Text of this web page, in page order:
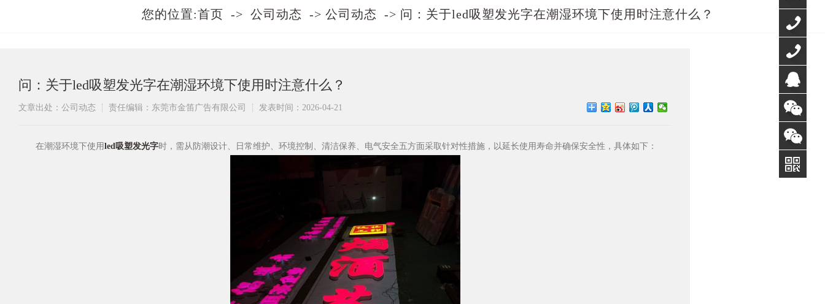
您的位置:首页 -> 公司动态 -> 公司动态 -> 问：关于led吸塑发光字在潮湿环境下使用时注意什么？
问：关于led吸塑发光字在潮湿环境下使用时注意什么？
文章出处：公司动态 责任编辑：东莞市金笛广告有限公司 发表时间：2026-04-21
​在潮湿环境下使用led吸塑发光字时，需从防潮设计、日常维护、环境控制、清洁保养、电气安全五方面采取针对性措施，以延长使用寿命并确保安全性，具体如下：
400-
000-
7718
131-
1321-
0709
QQ咨
询